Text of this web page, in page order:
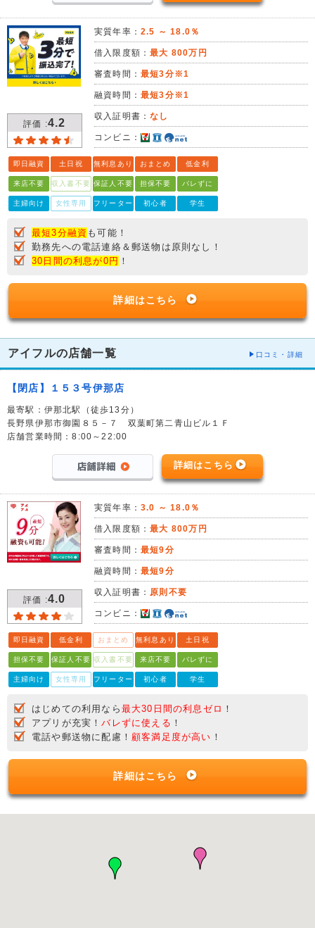
評価 :4.2
実質年率： 2.5 ～ 18.0％
借入限度額：最大 800万円
審査時間： 最短3分※1
融資時間： 最短3分※1
収入証明書：なし
コンビニ：
即日融資 土日祝 無利息あり おまとめ 低金利
来店不要 収入書不要 保証人不要 担保不要 バレずに
主婦向け 女性専用 フリーター 初心者 学生
最短3分融資 も可能！
勤務先への電話連絡＆郵送物は原則なし！
30日間の利息が0円 ！
詳細はこちら
アイフルの店舗一覧 口コミ・詳細
【閉店】１５３号伊那店
最寄駅：伊那北駅（徒歩13分）
長野県伊那市御園８５－７ 双葉町第二青山ビル１Ｆ
店舗営業時間：8:00～22:00
詳細はこちら
評価 :4.0
実質年率： 3.0 ～ 18.0％
借入限度額：最大 800万円
審査時間： 最短9分
融資時間： 最短9分
収入証明書： 原則不要
コンビニ：
即日融資 低金利 おまとめ 無利息あり 土日祝
担保不要 保証人不要 収入書不要 来店不要 バレずに
主婦向け 女性専用 フリーター 初心者 学生
はじめての利用なら 最大30日間の利息ゼロ ！
アプリが充実！バレずに使える ！
電話や郵送物に配慮！ 顧客満足度が高い ！
詳細はこちら